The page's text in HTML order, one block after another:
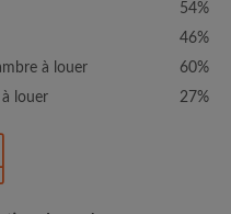
54%
46%
à louer
60%
louer
27%